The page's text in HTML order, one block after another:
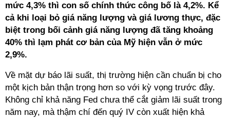
mức 4,3% thì con số chính thức công bố là 4,2%. Kể
cả khi loại bỏ giá năng lượng và giá lương thực, đặc
biệt trong bối cảnh giá năng lượng đã tăng khoảng
40% thì lạm phát cơ bản của Mỹ hiện vẫn ở mức
2,9%.
Về mặt dự báo lãi suất, thị trường hiện cần chuẩn bị cho
một kịch bản thận trọng hơn so với kỳ vọng trước đây.
Không chỉ khả năng Fed chưa thể cắt giảm lãi suất trong
năm nay, mà thậm chí đến quý IV còn xuất hiện khả